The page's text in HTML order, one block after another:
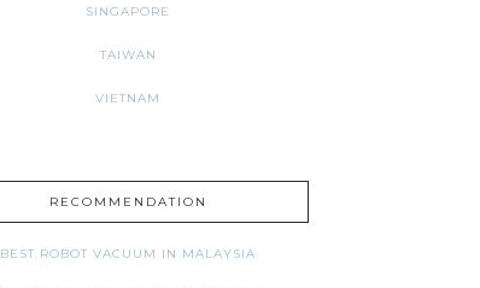
SINGAPORE
TAIWAN
VIETNAM
RECOMMENDATION
BEST ROBOT VACUUM IN MALAYSIA